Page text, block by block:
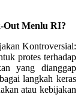
Out Menlu RI?
Kontroversial:
protes terhadap
yang dianggap
langkah keras
atau kebijakan